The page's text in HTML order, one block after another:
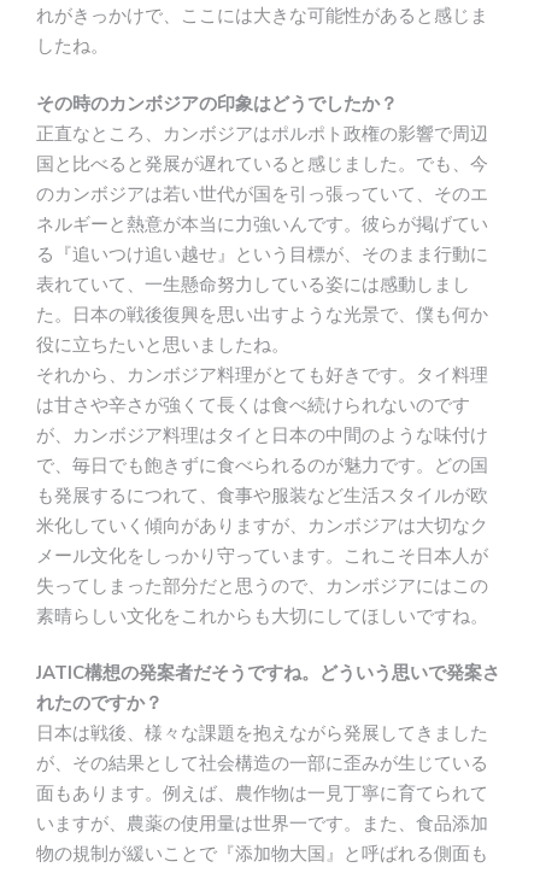
れがきっかけで、ここには大きな可能性があると感じま
したね。
その時のカンボジアの印象はどうでしたか？
正直なところ、カンボジアはポルポト政権の影響で周辺
国と比べると発展が遅れていると感じました。でも、今
のカンボジアは若い世代が国を引っ張っていて、そのエ
ネルギーと熱意が本当に力強いんです。彼らが掲げてい
る『追いつけ追い越せ』という目標が、そのまま行動に
表れていて、一生懸命努力している姿には感動しまし
た。日本の戦後復興を思い出すような光景で、僕も何か
役に立ちたいと思いましたね。
それから、カンボジア料理がとても好きです。タイ料理
は甘さや辛さが強くて長くは食べ続けられないのです
が、カンボジア料理はタイと日本の中間のような味付け
で、毎日でも飽きずに食べられるのが魅力です。どの国
も発展するにつれて、食事や服装など生活スタイルが欧
米化していく傾向がありますが、カンボジアは大切なク
メール文化をしっかり守っています。これこそ日本人が
失ってしまった部分だと思うので、カンボジアにはこの
素晴らしい文化をこれからも大切にしてほしいですね。
JATIC構想の発案者だそうですね。どういう思いで発案さ
れたのですか？
日本は戦後、様々な課題を抱えながら発展してきました
が、その結果として社会構造の一部に歪みが生じている
面もあります。例えば、農作物は一見丁寧に育てられて
いますが、農薬の使用量は世界一です。また、食品添加
物の規制が緩いことで『添加物大国』と呼ばれる側面も